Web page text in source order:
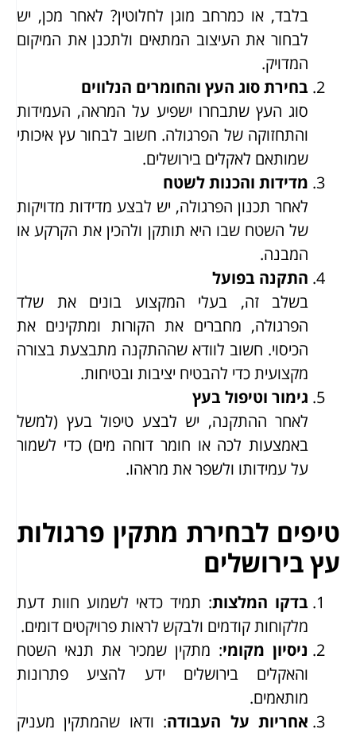
בלבד, או כמרחב מוגן לחלוטין? לאחר מכן, יש
לבחור את העיצוב המתאים ולתכנן את המיקום
המדויק.
בחירת סוג העץ והחומרים הנלווים
סוג העץ שתבחרו ישפיע על המראה, העמידות
והתחזוקה של הפרגולה. חשוב לבחור עץ איכותי
שמותאם לאקלים בירושלים.
מדידות והכנות לשטח
לאחר תכנון הפרגולה, יש לבצע מדידות מדויקות
של השטח שבו היא תותקן ולהכין את הקרקע או
המבנה.
התקנה בפועל
בשלב זה, בעלי המקצוע בונים את שלד
הפרגולה, מחברים את הקורות ומתקינים את
הכיסוי. חשוב לוודא שההתקנה מתבצעת בצורה
מקצועית כדי להבטיח יציבות ובטיחות.
גימור וטיפול בעץ
לאחר ההתקנה, יש לבצע טיפול בעץ (למשל
באמצעות לכה או חומר דוחה מים) כדי לשמור
על עמידותו ולשפר את מראהו.
טיפים לבחירת מתקין פרגולות
עץ בירושלים
בדקו המלצות: תמיד כדאי לשמוע חוות דעת
מלקוחות קודמים ולבקש לראות פרויקטים דומים.
ניסיון מקומי: מתקין שמכיר את תנאי השטח
והאקלים בירושלים ידע להציע פתרונות
מותאמים.
אחריות על העבודה: ודאו שהמתקין מעניק